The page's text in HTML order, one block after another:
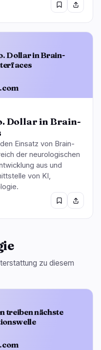
Dollar in Brain-
Dollar in Brain-
Einsatz von Brain-
der neurologischen
aus und
von KI,
zu diesem
treiben nächste